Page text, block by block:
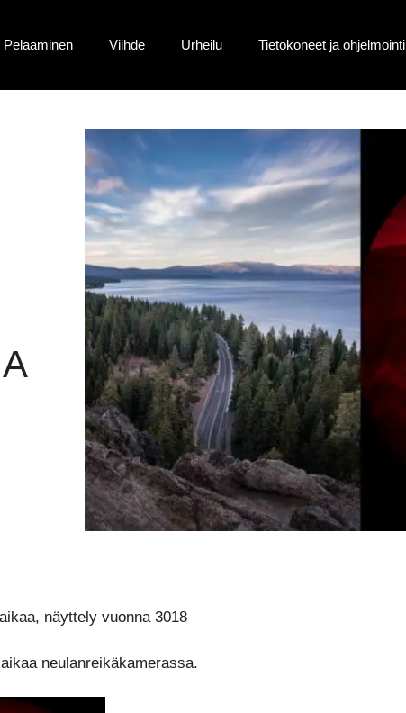
Pelaaminen Viihde Urheilu Tietokoneet ja ohjelmointi
näyttely vuonna 3018
neulanreikäkamerassa.